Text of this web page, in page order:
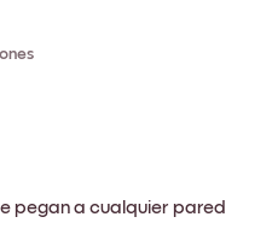
pegan a cualquier pared